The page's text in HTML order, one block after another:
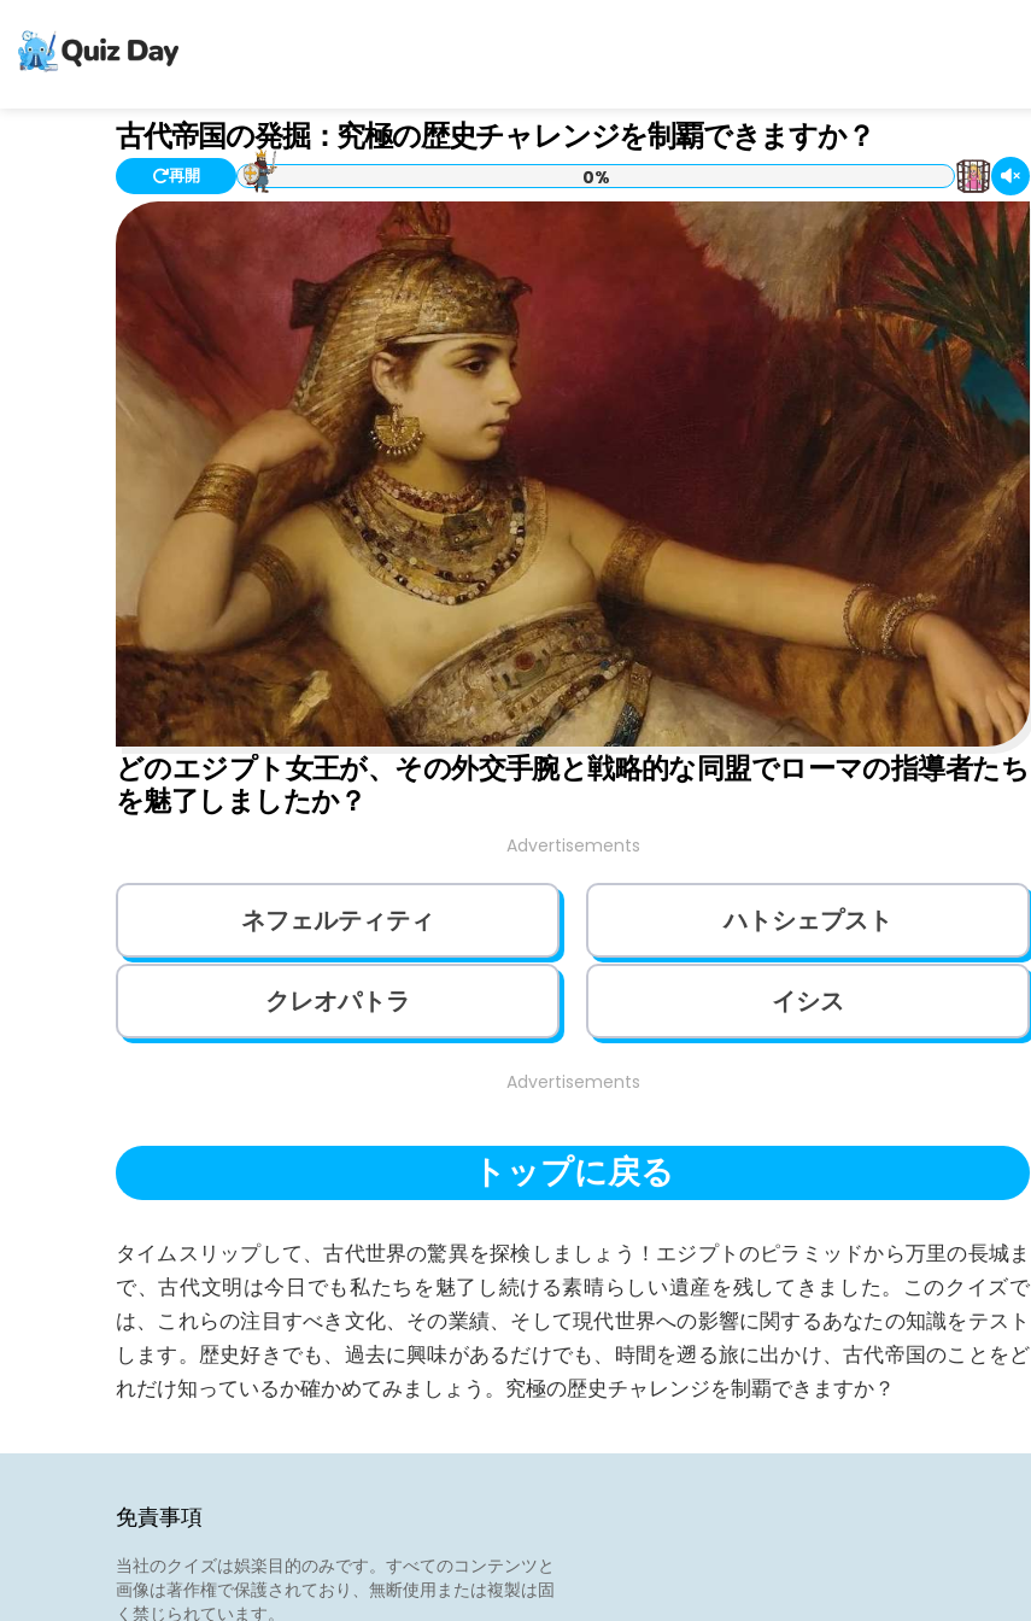
古代帝国の発掘：究極の歴史チャレンジを制覇できますか？
再開 0%
どのエジプト女王が、その外交手腕と戦略的な同盟でローマの指導者たち
を魅了しましたか？
Advertisements
ネフェルティティ ハトシェプスト
クレオパトラ イシス
Advertisements
トップに戻る
タイムスリップして、古代世界の驚異を探検しましょう！エジプトのピラミッドから万里の長城ま
で、古代文明は今日でも私たちを魅了し続ける素晴らしい遺産を残してきました。このクイズで
は、これらの注目すべき文化、その業績、そして現代世界への影響に関するあなたの知識をテスト
します。歴史好きでも、過去に興味があるだけでも、時間を遡る旅に出かけ、古代帝国のことをど
れだけ知っているか確かめてみましょう。究極の歴史チャレンジを制覇できますか？
免責事項
当社のクイズは娯楽目的のみです。すべてのコンテンツと
画像は著作権で保護されており、無断使用または複製は固
く禁じられています。